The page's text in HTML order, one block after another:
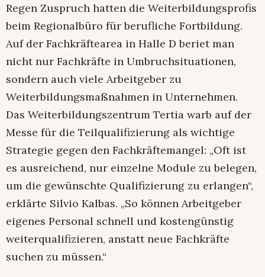
Regen Zuspruch hatten die Weiterbildungsprofis
beim Regionalbüro für berufliche Fortbildung.
Auf der Fachkräftearea in Halle D beriet man
nicht nur Fachkräfte in Umbruchsituationen,
sondern auch viele Arbeitgeber zu
Weiterbildungsmaßnahmen in Unternehmen.
Das Weiterbildungszentrum Tertia warb auf der
Messe für die Teilqualifizierung als wichtige
Strategie gegen den Fachkräftemangel: „Oft ist
es ausreichend, nur einzelne Module zu belegen,
um die gewünschte Qualifizierung zu erlangen“,
erklärte Silvio Kalbas. „So können Arbeitgeber
eigenes Personal schnell und kostengünstig
weiterqualifizieren, anstatt neue Fachkräfte
suchen zu müssen.“